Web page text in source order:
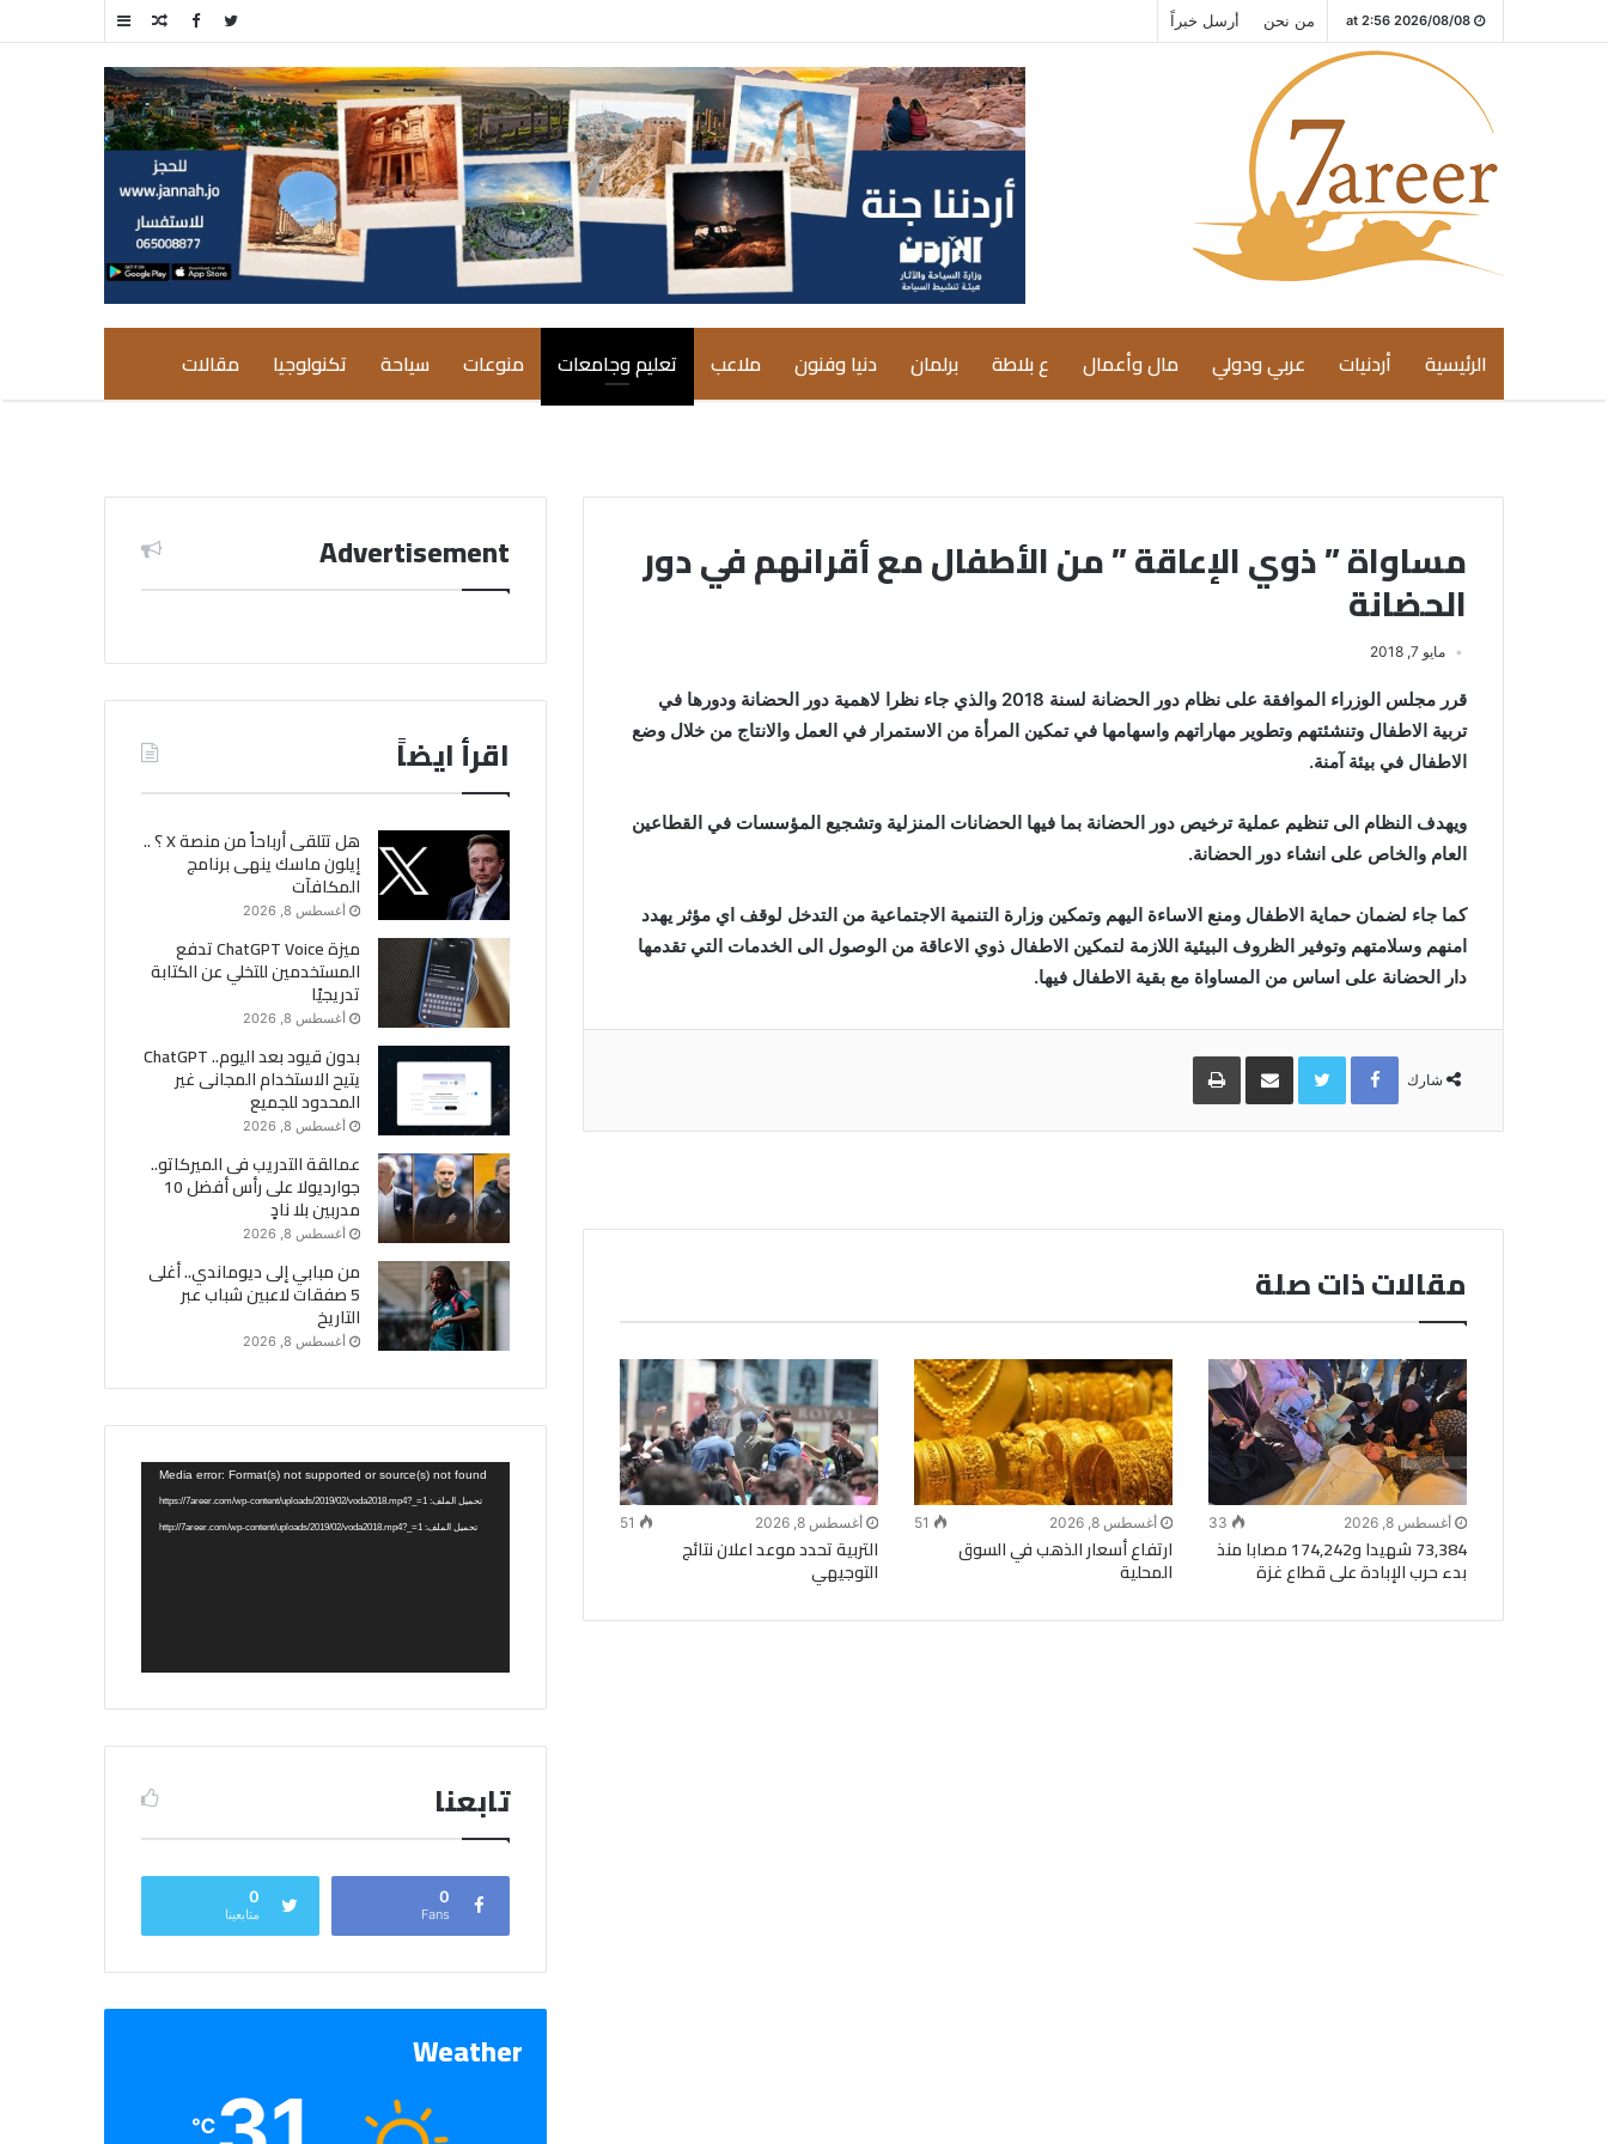
2026/08/08 at 2:56 من نحن أرسل خبراً إضافة
جانبي
مقال
الرئيسية أردنيات عربي ودولي مال وأعمال ع بلاطة برلمان دنيا وفنون ملاعب تعليم وجامعات منوعات سياحة تكنولوجيا مقالات
مساواة ” ذوي الإعاقة ” من الأطفال مع أقرانهم في دور
الحضانة
مايو 7, 2018
قرر مجلس الوزراء الموافقة على نظام دور الحضانة لسنة 2018 والذي جاء نظرا لاهمية دور الحضانة ودورها في
تربية الاطفال وتنشئتهم وتطوير مهاراتهم واسهامها في تمكين المرأة من الاستمرار في العمل والانتاج من خلال وضع
الاطفال في بيئة آمنة.
ويهدف النظام الى تنظيم عملية ترخيص دور الحضانة بما فيها الحضانات المنزلية وتشجيع المؤسسات في القطاعين
العام والخاص على انشاء دور الحضانة.
كما جاء لضمان حماية الاطفال ومنع الاساءة اليهم وتمكين وزارة التنمية الاجتماعية من التدخل لوقف اي مؤثر يهدد
امنهم وسلامتهم وتوفير الظروف البيئية اللازمة لتمكين الاطفال ذوي الاعاقة من الوصول الى الخدمات التي تقدمها
دار الحضانة على اساس من المساواة مع بقية الاطفال فيها.
شارك
Facebook
Twitterمشاركة
البريد
طباعة
مقالات ذات صلة
أغسطس 8, 2026 33
73,384 شهيدا و174,242 مصابا منذ
بدء حرب الإبادة على قطاع غزة
أغسطس 8, 2026 51
ارتفاع أسعار الذهب في السوق
المحلية
أغسطس 8, 2026 51
التربية تحدد موعد اعلان نتائج
التوجيهي
Advertisement
اقرأ ايضاً
هل تتلقى أرباحاً من منصة X ؟ ..
إيلون ماسك ينهى برنامج
المكافآت
أغسطس 8, 2026
ميزة ChatGPT Voice تدفع
المستخدمين للتخلي عن الكتابة
تدريجيًا
أغسطس 8, 2026
بدون قيود بعد اليوم.. ChatGPT
يتيح الاستخدام المجانى غير
المحدود للجميع
أغسطس 8, 2026
عمالقة التدريب فى الميركاتو..
جوارديولا على رأس أفضل 10
مدربين بلا نادٍ
أغسطس 8, 2026
من مبابي إلى ديوماندي.. أغلى
5 صفقات لاعبين شباب عبر
التاريخ
أغسطس 8, 2026
مشغل
الفيديو
Media error: Format(s) not supported or source(s) not found
تحميل الملف: https://7areer.com/wp-content/uploads/2019/02/voda2018.mp4?_=1
تحميل الملف: http://7areer.com/wp-content/uploads/2019/02/voda2018.mp4?_=1
تابعنا
0
Fans
0
متابعينا
Weather
℃